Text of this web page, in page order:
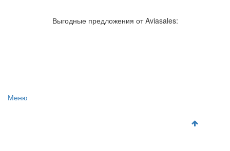
Отзывы об аэропортах
Отслеживание самолетов онлайн
Поиск авиакасс
Выгодные предложения от Aviasales:
Меню